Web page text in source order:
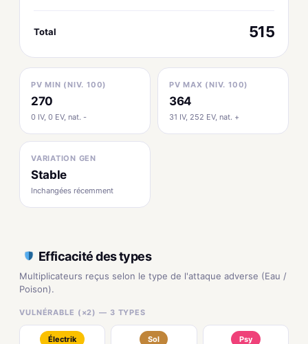
Total 515
PV MIN (NIV. 100)
270
0 IV, 0 EV, nat. -
PV MAX (NIV. 100)
364
31 IV, 252 EV, nat. +
VARIATION GEN
Stable
Inchangées récemment
Efficacité des types
Multiplicateurs reçus selon le type de l'attaque adverse (Eau /
Poison).
VULNÉRABLE (×2) — 3 TYPES
Électrik Sol Psy